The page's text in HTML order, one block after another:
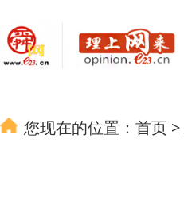
您现在的位置： 首页 >